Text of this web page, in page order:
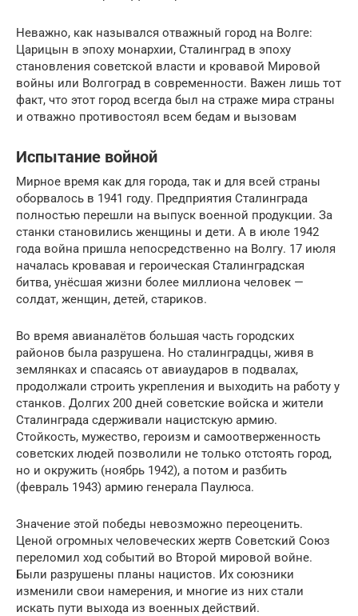
Неважно, как назывался отважный город на Волге:
Царицын в эпоху монархии, Сталинград в эпоху
становления советской власти и кровавой Мировой
войны или Волгоград в современности. Важен лишь тот
факт, что этот город всегда был на страже мира страны
и отважно противостоял всем бедам и вызовам
Испытание войной
Мирное время как для города, так и для всей страны
оборвалось в 1941 году. Предприятия Сталинграда
полностью перешли на выпуск военной продукции. За
станки становились женщины и дети. А в июле 1942
года война пришла непосредственно на Волгу. 17 июля
началась кровавая и героическая Сталинградская
битва, унёсшая жизни более миллиона человек —
солдат, женщин, детей, стариков.
Во время авианалётов большая часть городских
районов была разрушена. Но сталинградцы, живя в
землянках и спасаясь от авиаударов в подвалах,
продолжали строить укрепления и выходить на работу у
станков. Долгих 200 дней советские войска и жители
Сталинграда сдерживали нацистскую армию.
Стойкость, мужество, героизм и самоотверженность
советских людей позволили не только отстоять город,
но и окружить (ноябрь 1942), а потом и разбить
(февраль 1943) армию генерала Паулюса.
Значение этой победы невозможно переоценить.
Ценой огромных человеческих жертв Советский Союз
переломил ход событий во Второй мировой войне.
Были разрушены планы нацистов. Их союзники
изменили свои намерения, и многие из них стали
искать пути выхода из военных действий.